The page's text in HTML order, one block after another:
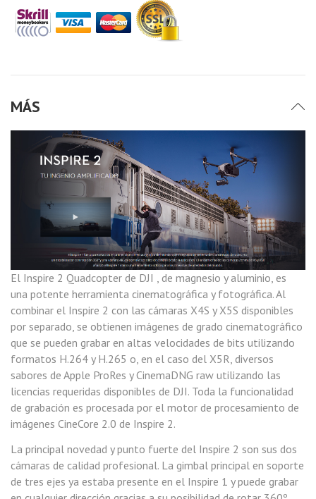
MÁS
El Inspire 2 Quadcopter de DJI , de magnesio y aluminio, es
una potente herramienta cinematográfica y fotográfica.Al
combinar el Inspire 2 con las cámaras X4S y X5S disponibles
por separado, se obtienen imágenes de grado cinematográfico
que se pueden grabar en altas velocidades de bits utilizando
formatos H.264 y H.265 o, en el caso del X5R, diversos
sabores de Apple ProRes y CinemaDNG raw utilizando las
licencias requeridas disponibles de DJI. Toda la funcionalidad
de grabación es procesada por el motor de procesamiento de
imágenes CineCore 2.0 de Inspire 2.
La principal novedad y punto fuerte del Inspire 2 son sus dos
cámaras de calidad profesional. La gimbal principal en soporte
de tres ejes ya estaba presente en el Inspire 1 y puede grabar